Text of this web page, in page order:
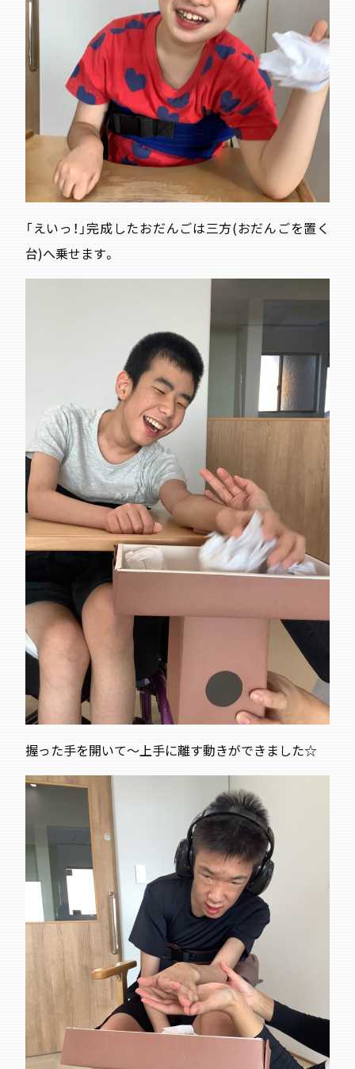
「えいっ！」完成したおだんごは三方(おだんごを置く
台)へ乗せます。
握った手を開いて～上手に離す動きができました☆